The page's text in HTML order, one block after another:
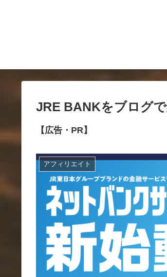
JRE BANKをブログ
【広告・PR】
アフィリエイト